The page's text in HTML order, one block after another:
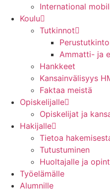
International
Koulu
Tutkinnot
Perustutkinto
Ammatti- ja
Hankkeet
Kansainvälisyys
Faktaa meistä
Opiskelijalle
Opiskelijat ja
Hakijalle
Tietoa
Tutustuminen
Huoltajalle ja
Työelämälle
Alumnille